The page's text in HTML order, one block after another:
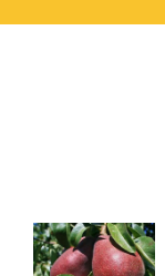
Red Favoritka